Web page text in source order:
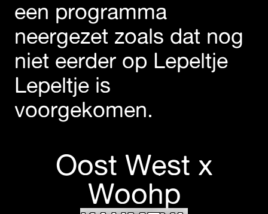
een programma
neergezet zoals dat nog
niet eerder op Lepeltje
Lepeltje is
voorgekomen.
Oost West x
Woohp